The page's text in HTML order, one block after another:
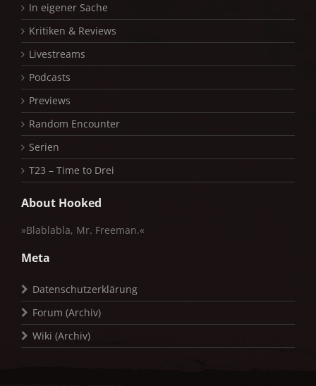
In eigener Sache
Kritiken & Reviews
Livestreams
Podcasts
Previews
Random Encounter
Serien
T23 – Time to Drei
About Hooked
»Blablabla, Mr. Freeman.«
Meta
Datenschutzerklärung
Forum (Archiv)
Wiki (Archiv)